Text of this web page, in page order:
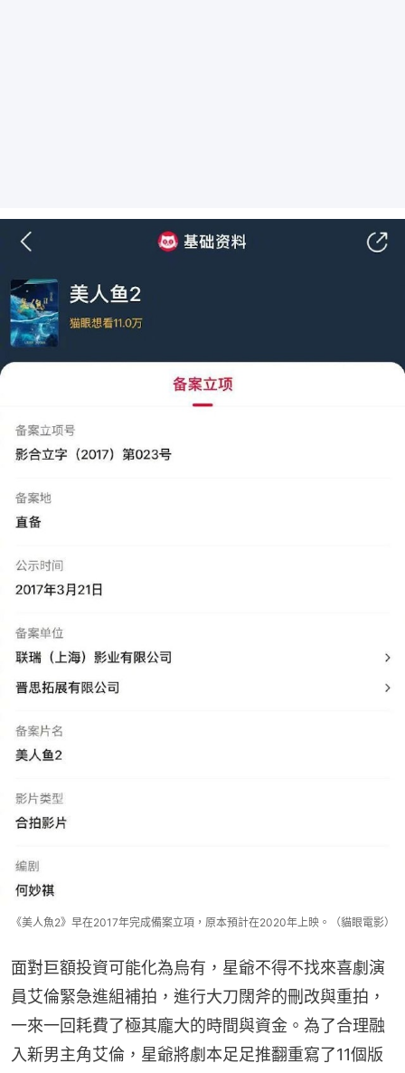
《美人魚2》早在2017年完成備案立項，原本預計在2020年上映。（貓眼電影）
面對巨額投資可能化為烏有，星爺不得不找來喜劇演
員艾倫緊急進組補拍，進行大刀闊斧的刪改與重拍，
一來一回耗費了極其龐大的時間與資金。為了合理融
入新男主角艾倫，星爺將劇本足足推翻重寫了11個版